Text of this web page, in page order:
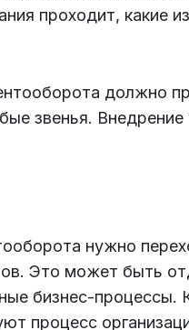
проходит, какие
должно
звенья.
нужно
Это может быть
бизнес-
процесс